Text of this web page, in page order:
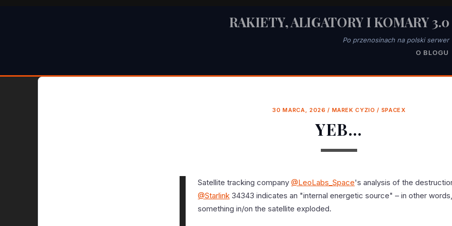
RAKIETY, ALIGATORY I KOMARY 3.0
Po przenosinach na polski serwer
O BLOGU
30 MARCA, 2026 / MAREK CYZIO / SPACEX
YEB…
Satellite tracking company@LeoLabs_Space's analysis of the
@Starlink 34343 indicates an "internal energetic source" – in other words,
something in/on the satellite exploded.